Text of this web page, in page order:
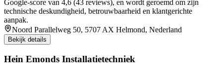
Google‑score van 4,6 (43 reviews), en wordt geroemd om zijn
technische deskundigheid, betrouwbaarheid en klantgerichte
aanpak.
Noord Parallelweg 50, 5707 AX Helmond, Nederland
Bekijk details
Hein Emonds Installatietechniek